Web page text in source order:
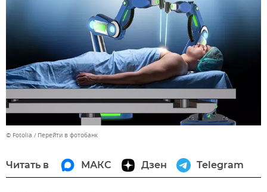
© Fotolia Перейти в фотобанк
Читать в МАКС Дзен Telegram